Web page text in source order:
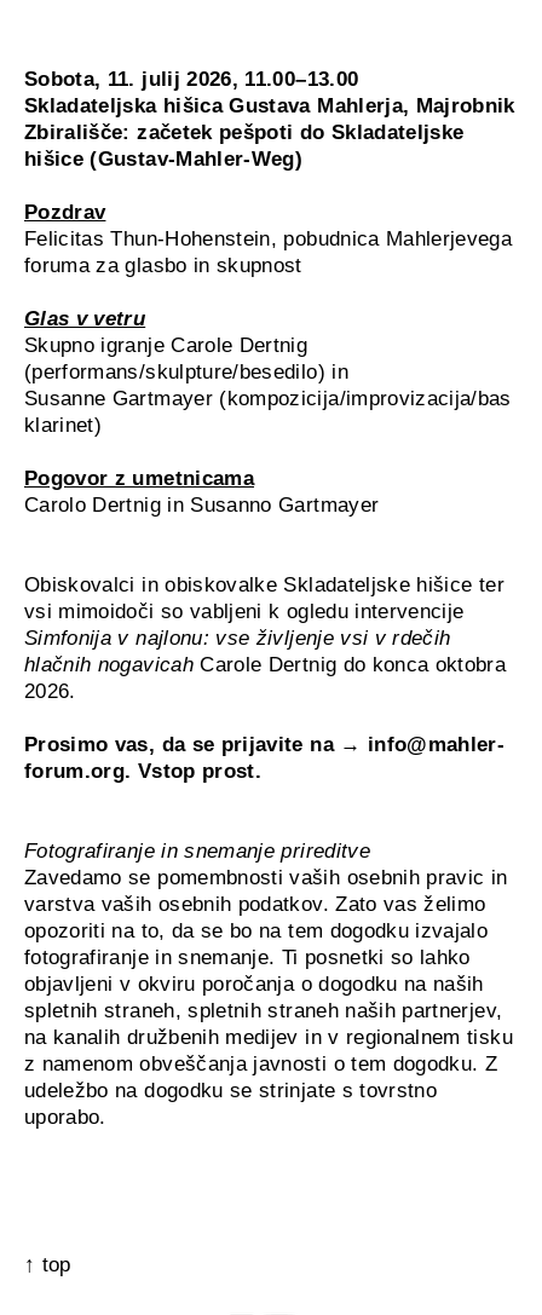
Sobota, 11. julij 2026, 11.00–13.00
Skladateljska hišica Gustava Mahlerja, Majrobnik
Zbirališče: začetek pešpoti do Skladateljske
hišice (Gustav-Mahler-Weg)
Pozdrav
Felicitas Thun-Hohenstein, pobudnica Mahlerjevega
foruma za glasbo in skupnost
Glas v vetru
Skupno igranje Carole Dertnig
(performans/skulpture/besedilo) in
Susanne Gartmayer (kompozicija/improvizacija/bas
klarinet)
Pogovor z umetnicama
Carolo Dertnig in Susanno Gartmayer
Obiskovalci in obiskovalke Skladateljske hišice ter
vsi mimoidoči so vabljeni k ogledu intervencije
Simfonija v najlonu: vse življenje vsi v rdečih
hlačnih nogavicahCarole Dertnig do konca oktobra
2026.
Prosimo vas, da se prijavite na → info@mahler-
forum.org. Vstop prost.
Fotografiranje in snemanje prireditve
Zavedamo se pomembnosti vaših osebnih pravic in
varstva vaših osebnih podatkov. Zato vas želimo
opozoriti na to, da se bo na tem dogodku izvajalo
fotografiranje in snemanje. Ti posnetki so lahko
objavljeni v okviru poročanja o dogodku na naših
spletnih straneh, spletnih straneh naših partnerjev,
na kanalih družbenih medijev in v regionalnem tisku
z namenom obveščanja javnosti o tem dogodku. Z
udeležbo na dogodku se strinjate s tovrstno
uporabo.
↑ top